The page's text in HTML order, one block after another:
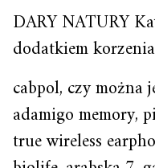
DARY NATURY
dodatkiem
cabpol, czy można
adamigo memory,
true wireless